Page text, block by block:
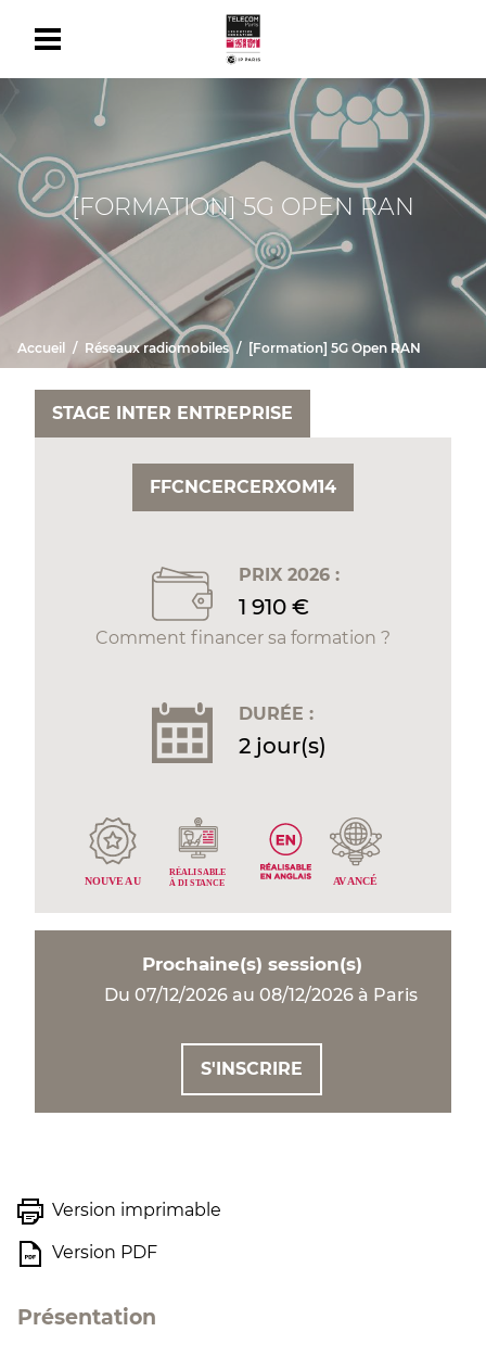
[FORMATION] 5G OPEN RAN
Accueil Réseaux radiomobiles [Formation] 5G Open RAN
FFCNCERCERXOM14
STAGE INTER ENTREPRISE
PRIX 2026 :
1 910 €
Comment financer sa formation ?
DURÉE :
2 jour(s)
NOUVEAU
RÉALISABLE
À DI STANCE AVANCÉ
Prochaine(s) session(s)
Du 07/12/2026 au 08/12/2026 à Paris
S'INSCRIRE
Version imprimable
Version PDF
Présentation